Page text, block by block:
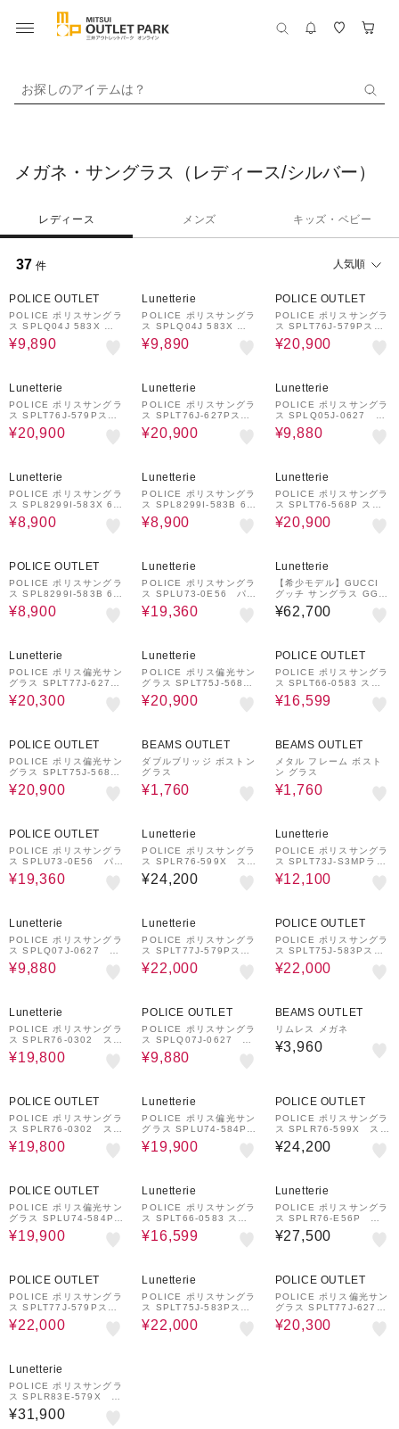
お探しのアイテムは？
メガネ・サングラス（レディース/シルバー）
レディース メンズ キッズ・ベビー
37 件 人気順
POLICE OUTLET
POLICE ポリスサングラ
ス SPLQ04J 583X シ
ャープなスクエアシェイ
プ
¥9,890
Lunetterie
POLICE ポリスサングラ
ス SPLQ04J 583X シ
ャープなスクエアシェイ
プ
¥9,890
POLICE OUTLET
POLICE ポリスサングラ
ス SPLT76J-579Pスク
エア・シェイプ偏光サン
グラス
¥20,900
Lunetterie
POLICE ポリスサングラ
ス SPLT76J-579Pスク
エア・シェイプ偏光サン
グラス
¥20,900
Lunetterie
POLICE ポリスサングラ
ス SPLT76J-627Pスク
エア・シェイプ偏光サン
グラス
¥20,900
Lunetterie
POLICE ポリスサングラ
ス SPLQ05J-0627 ス
クエアシェイプ
¥9,880
Lunetterie
POLICE ポリスサングラ
ス SPL8299I-583X 61
ティアドロップシェイプ
レジェントモデル復刻版
¥8,900
Lunetterie
POLICE ポリスサングラ
ス SPL8299I-583B 61
ティアドロップシェイプ
レジェントモデル復刻版
¥8,900
Lunetterie
POLICE ポリスサングラ
ス SPLT76-568P スク
エアシェイプ偏光サング
ラス
¥20,900
POLICE OUTLET
POLICE ポリスサングラ
ス SPL8299I-583B 61
ティアドロップシェイプ
レジェントモデル復刻版
¥8,900
Lunetterie
POLICE ポリスサングラ
ス SPLU73-0E56 パン
トスシェイプ
¥19,360
Lunetterie
【希少モデル】GUCCI
グッチ サングラス GG1
874S 002 パイロット
シェイプ
¥62,700
Lunetterie
POLICE ポリス偏光サン
グラス SPLT77J-627P
スクエアシェイプ
¥20,300
Lunetterie
POLICE ポリス偏光サン
グラス SPLT75J-568P
スクエアシェイプ
¥20,900
POLICE OUTLET
POLICE ポリスサングラ
ス SPLT66-0583 スク
エアシェイプ
¥16,599
POLICE OUTLET
POLICE ポリス偏光サン
グラス SPLT75J-568P
スクエアシェイプ
¥20,900
BEAMS OUTLET
ダブルブリッジ ボストン
グラス
¥1,760
BEAMS OUTLET
メタル フレーム ボスト
ン グラス
¥1,760
POLICE OUTLET
POLICE ポリスサングラ
ス SPLU73-0E56 パン
トスシェイプ
¥19,360
Lunetterie
POLICE ポリスサングラ
ス SPLR76-599X スク
エアシェイプ
¥24,200
Lunetterie
POLICE ポリスサングラ
ス SPLT73J-S3MPラウ
ンド・シェイプ偏光サン
グラス
¥12,100
Lunetterie
POLICE ポリスサングラ
ス SPLQ07J-0627 ウ
ェリントンシェイプ
¥9,880
Lunetterie
POLICE ポリスサングラ
ス SPLT77J-579Pスク
エア・シェイプ偏光サン
グラス
¥22,000
POLICE OUTLET
POLICE ポリスサングラ
ス SPLT75J-583Pスク
エア・シェイプ偏光サン
グラス
¥22,000
Lunetterie
POLICE ポリスサングラ
ス SPLR76-0302 スク
エアシェイプ
¥19,800
POLICE OUTLET
POLICE ポリスサングラ
ス SPLQ07J-0627 ウ
ェリントンシェイプ
¥9,880
BEAMS OUTLET
リムレス メガネ
¥3,960
POLICE OUTLET
POLICE ポリスサングラ
ス SPLR76-0302 スク
エアシェイプ
¥19,800
Lunetterie
POLICE ポリス偏光サン
グラス SPLU74-584P
ジオメトリックシェイプ
¥19,900
POLICE OUTLET
POLICE ポリスサングラ
ス SPLR76-599X スク
エアシェイプ
¥24,200
POLICE OUTLET
POLICE ポリス偏光サン
グラス SPLU74-584P
ジオメトリックシェイプ
¥19,900
Lunetterie
POLICE ポリスサングラ
ス SPLT66-0583 スク
エアシェイプ
¥16,599
Lunetterie
POLICE ポリスサングラ
ス SPLR76-E56P ス
クエアシェイプ 偏光サ
ングラス
¥27,500
POLICE OUTLET
POLICE ポリスサングラ
ス SPLT77J-579Pスク
エア・シェイプ偏光サン
グラス
¥22,000
Lunetterie
POLICE ポリスサングラ
ス SPLT75J-583Pスク
エア・シェイプ偏光サン
グラス
¥22,000
POLICE OUTLET
POLICE ポリス偏光サン
グラス SPLT77J-627P
スクエアシェイプ
¥20,300
Lunetterie
POLICE ポリスサングラ
ス SPLR83E-579X ナ
ビゲーターシェイプ ダブ
ルブリッジ
¥31,900